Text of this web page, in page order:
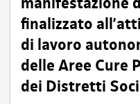
finalizzato
di lavoro
delle Aree Cure
dei Distretti